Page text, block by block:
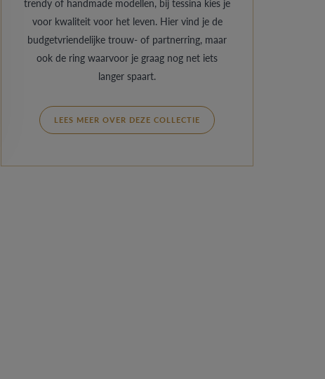
trendy of handmade modellen, bij tessina kies je
voor kwaliteit voor het leven. Hier vind je de
budgetvriendelijke trouw- of partnerring, maar
ook de ring waarvoor je graag nog net iets
langer spaart.
LEES MEER OVER DEZE COLLECTIE